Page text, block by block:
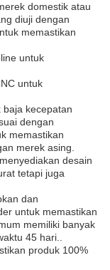
domestik atau
diuji dengan
memastikan
untuk
untuk
kecepatan
dengan
memastikan
merek asing.
desain
tetapi juga
dan
untuk memastikan
memiliki banyak
45 hari..
produk 100%